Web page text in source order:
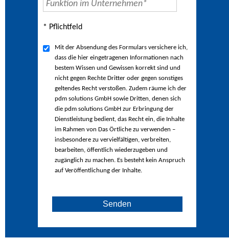
* Pflichtfeld
Mit der Absendung des Formulars versichere ich,
dass die hier eingetragenen Informationen nach
bestem Wissen und Gewissen korrekt sind und
nicht gegen Rechte Dritter oder gegen sonstiges
geltendes Recht verstoßen. Zudem räume ich der
pdm solutions GmbH sowie Dritten, denen sich
die pdm solutions GmbH zur Erbringung der
Dienstleistung bedient, das Recht ein, die Inhalte
im Rahmen von Das Örtliche zu verwenden –
insbesondere zu vervielfältigen, verbreiten,
bearbeiten, öffentlich wiederzugeben und
zugänglich zu machen. Es besteht kein Anspruch
auf Veröffentlichung der Inhalte.
Senden